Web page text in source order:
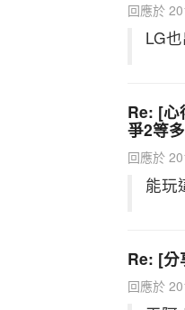
回應於
LG
Re: [心
爭2等
回應於
能
Re: [分
回應於